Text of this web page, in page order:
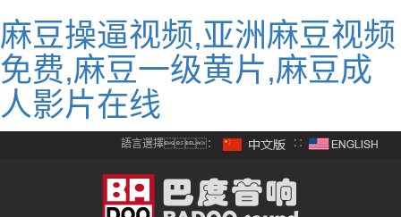
麻豆操逼视频,亚洲麻豆视频
免费,麻豆一级黄片,麻豆成
人影片在线
語言選擇： ∷